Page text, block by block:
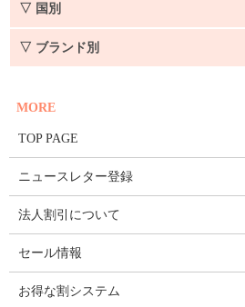
▽ 国別
▽ ブランド別
MORE
TOP PAGE
ニュースレター登録
法人割引について
セール情報
お得な割システム